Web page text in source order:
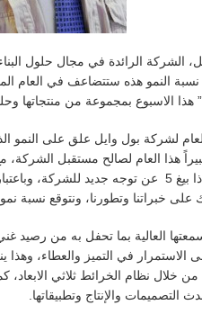
نسبة النمو هذه ستتضاعف في
لشركة بول وايل علق على النمو
هذا العام لصالح مستقبل الشركة،
وسنعلن في معرض ذا بيغ 5 عن توجه جديد
وتطورنا، ونتوقع نسبة نمو لعام 2013 لا تقل
العالية بما تحفل به من رصيد
على الاستمرار في التميز والعطاء،
من خلال نظام الخرائط ثلاثي
والإنتاج وتطبيقاتها.